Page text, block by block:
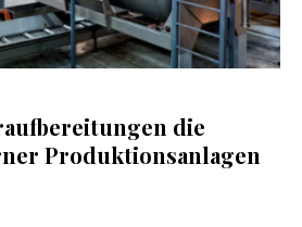
die
Produktionsanlagen